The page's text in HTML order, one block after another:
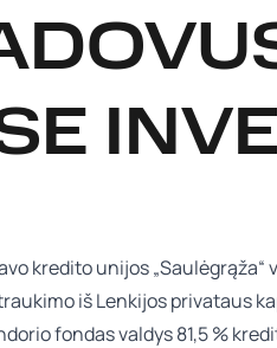
kredito unijos „Saulėgrąža“
iš Lenkijos privataus
fondas valdys 81,5 %